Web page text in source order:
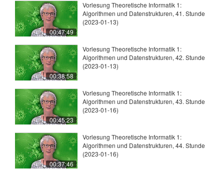
00:47:49
Vorlesung Theoretische Informatik 1:
Algorithmen und Datenstrukturen, 41. Stunde
(2023-01-13)
00:38:58
Vorlesung Theoretische Informatik 1:
Algorithmen und Datenstrukturen, 42. Stunde
(2023-01-13)
00:45:23
Vorlesung Theoretische Informatik 1:
Algorithmen und Datenstrukturen, 43. Stunde
(2023-01-16)
00:37:46
Vorlesung Theoretische Informatik 1:
Algorithmen und Datenstrukturen, 44. Stunde
(2023-01-16)